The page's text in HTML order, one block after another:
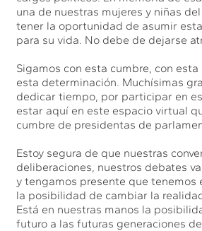
una de nuestras mujeres y niñas
tener la oportunidad de asumir
para su vida. No debe de dejarse
Sigamos con esta cumbre, con
esta determinación. Muchísimas
dedicar tiempo, por participar en
estar aquí en este espacio virtual
cumbre de presidentas de
Estoy segura de que nuestras
deliberaciones, nuestros debates
y tengamos presente que tenemos
la posibilidad de cambiar la
Está en nuestras manos la
futuro a las futuras generaciones